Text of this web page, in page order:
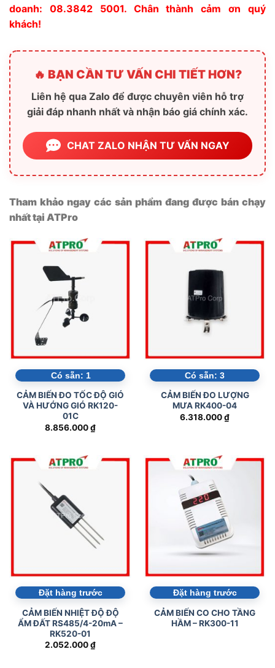
doanh: 08.3842 5001. Chân thành cảm ơn quý
khách!
🔥 BẠN CẦN TƯ VẤN CHI TIẾT HƠN?
Liên hệ qua Zalo để được chuyên viên hỗ trợ
giải đáp nhanh nhất và nhận báo giá chính xác.
CHAT ZALO NHẬN TƯ VẤN NGAY
Tham khảo ngay các sản phẩm đang được bán chạy
nhất tại ATPro
Có sẵn: 1
CẢM BIẾN ĐO TỐC ĐỘ GIÓ
VÀ HƯỚNG GIÓ RK120-
01C
8.856.000₫
Có sẵn: 3
CẢM BIẾN ĐO LƯỢNG
MƯA RK400-04
6.318.000₫
Đặt hàng trước
CẢM BIẾN NHIỆT ĐỘ ĐỘ
ẨM ĐẤT RS485/4-20mA –
RK520-01
2.052.000₫
Đặt hàng trước
CẢM BIẾN CO CHO TẦNG
HẦM – RK300-11